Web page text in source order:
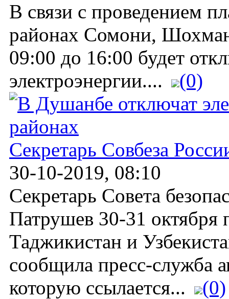
В связи с проведением
районах Сомони,
09:00 до 16:00 будет
электроэнергии....
(0)
Секретарь Совбеза
30-10-2019, 08:10
Секретарь Совета
Патрушев 30-31 октября
Таджикистан и
сообщила пресс-служба
которую ссылается...
(0)